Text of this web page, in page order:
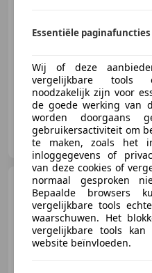
FML Automotive
NL-3443 CS WOERDEN
Essentiële paginafuncties
Wij of deze
vergelijkbare tools
noodzakelijk zijn voor
de goede werking van
worden doorgaans
gebruikersactiviteit om
te maken, zoals het
inloggegevens of
van deze cookies of
normaal gesproken
Bepaalde browsers
vergelijkbare tools
waarschuwen. Het
vergelijkbare tools
website beïnvloeden.